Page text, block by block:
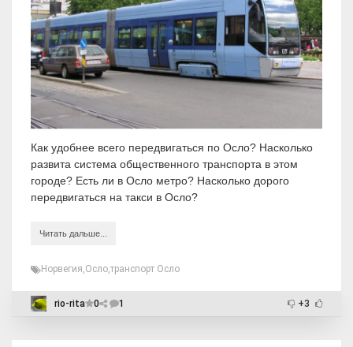
Как удобнее всего передвигаться по Осло? Насколько
развита система общественного транспорта в этом
городе? Есть ли в Осло метро? Насколько дорого
передвигаться на такси в Осло?
Читать дальше...
Норвегия,Осло,транспорт Осло
rio-rita 0 1 +3